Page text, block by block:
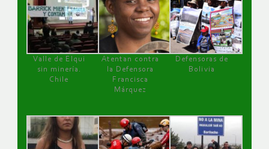
Valle de Elqui
sin minería.
Chile
Atentan contra
la Defensora
Francisca
Márquez
Defensoras de
Bolivia